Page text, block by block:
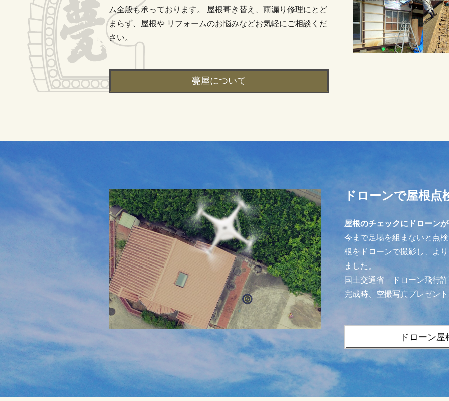
ム全般も承っております。 屋根葺き替え、雨漏り修理にとど
まらず、屋根や リフォームのお悩みなどお気軽にご相談くだ
さい。
甍屋について
ドローンで屋根点
屋根のチェックにドローン
今まで足場を組まないと点
根をドローンで撮影し、よ
ました。
国土交通省 ドローン飛行
完成時、空撮写真プレゼン
ドローン